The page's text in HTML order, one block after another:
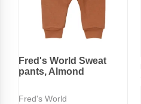
Fred's World Sweat
pants, Almond
Fred's World